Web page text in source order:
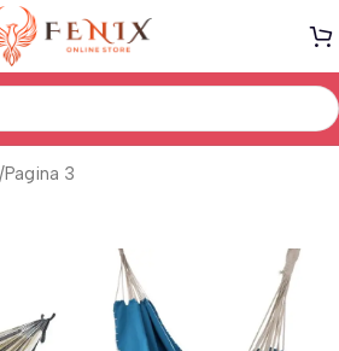
Pagina 3